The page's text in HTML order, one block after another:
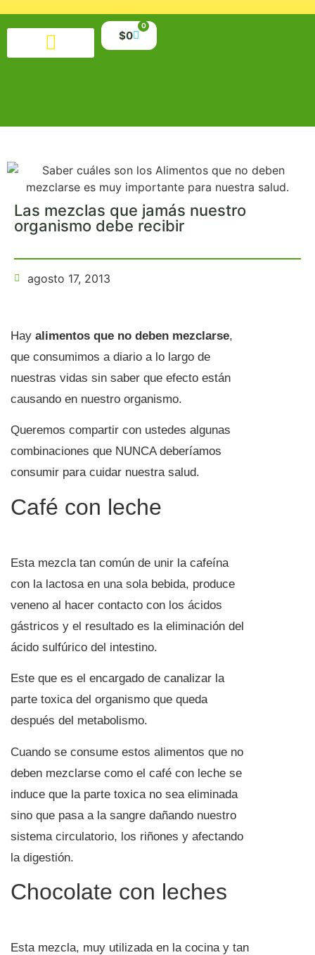
$0
0
Las mezclas que jamás nuestro
organismo debe recibir
agosto 17, 2013
Hay alimentos que no deben mezclarse,
que consumimos a diario a lo largo de
nuestras vidas sin saber que efecto están
causando en nuestro organismo.
Queremos compartir con ustedes algunas
combinaciones que NUNCA deberíamos
consumir para cuidar nuestra salud.
Café con leche
Esta mezcla tan común de unir la cafeína
con la lactosa en una sola bebida, produce
veneno al hacer contacto con los ácidos
gástricos y el resultado es la eliminación del
ácido sulfúrico del intestino.
Este que es el encargado de canalizar la
parte toxica del organismo que queda
después del metabolismo.
Cuando se consume estos alimentos que no
deben mezclarse como el café con leche se
induce que la parte toxica no sea eliminada
sino que pasa a la sangre dañando nuestro
sistema circulatorio, los riñones y afectando
la digestión.
Chocolate con leches
Esta mezcla, muy utilizada en la cocina y tan